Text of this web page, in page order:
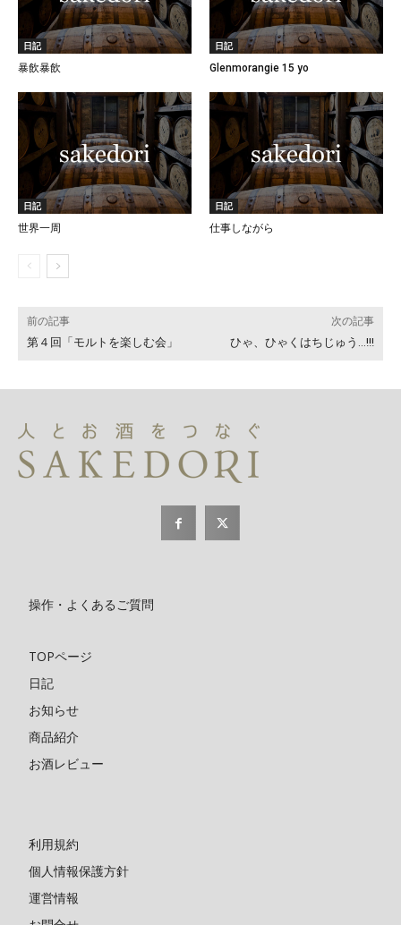
日記
暴飲暴飲
日記
Glenmorangie 15 yo
日記
世界一周
日記
仕事しながら
前の記事
第４回「モルトを楽しむ会」
次の記事
ひゃ、ひゃくはちじゅう…!!!
操作・よくあるご質問
TOPページ
日記
お知らせ
商品紹介
お酒レビュー
利用規約
個人情報保護方針
運営情報